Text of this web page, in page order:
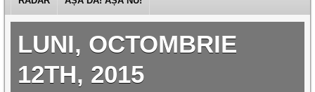
LUNI, OCTOMBRIE
12TH, 2015